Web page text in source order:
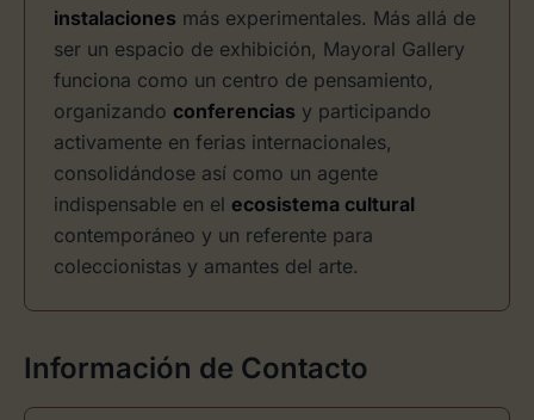
instalaciones más experimentales. Más allá de
ser un espacio de exhibición, Mayoral Gallery
funciona como un centro de pensamiento,
organizando conferencias y participando
activamente en ferias internacionales,
consolidándose así como un agente
indispensable en el ecosistema cultural
contemporáneo y un referente para
coleccionistas y amantes del arte.
Información de Contacto